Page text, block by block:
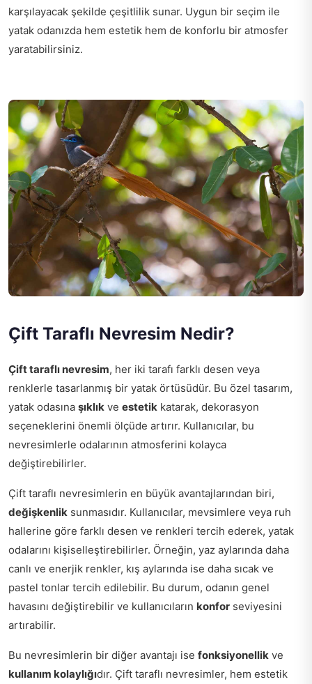
karşılayacak şekilde çeşitlilik sunar. Uygun bir seçim ile
yatak odanızda hem estetik hem de konforlu bir atmosfer
yaratabilirsiniz.
Çift Taraflı Nevresim Nedir?
Çift taraflı nevresim, her iki tarafı farklı desen veya
renklerle tasarlanmış bir yatak örtüsüdür. Bu özel tasarım,
yatak odasına şıklık ve estetik katarak, dekorasyon
seçeneklerini önemli ölçüde artırır. Kullanıcılar, bu
nevresimlerle odalarının atmosferini kolayca
değiştirebilirler.
Çift taraflı nevresimlerin en büyük avantajlarından biri,
değişkenlik sunmasıdır. Kullanıcılar, mevsimlere veya ruh
hallerine göre farklı desen ve renkleri tercih ederek, yatak
odalarını kişiselleştirebilirler. Örneğin, yaz aylarında daha
canlı ve enerjik renkler, kış aylarında ise daha sıcak ve
pastel tonlar tercih edilebilir. Bu durum, odanın genel
havasını değiştirebilir ve kullanıcıların konfor seviyesini
artırabilir.
Bu nevresimlerin bir diğer avantajı ise fonksiyonellik ve
kullanım kolaylığıdır. Çift taraflı nevresimler, hem estetik